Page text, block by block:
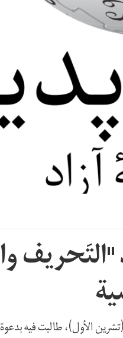
"التَحريف
من أجل إيران" بيانًا، اليوم الخميس 10 أكتوبر (تشرين